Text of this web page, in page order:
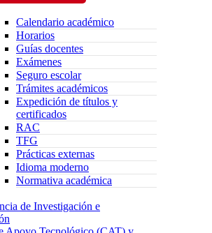
Calendario académico
Horarios
Guías docentes
Exámenes
Seguro escolar
Trámites académicos
Expedición de títulos y
certificados
RAC
TFG
Prácticas externas
Idioma moderno
Normativa académica
de Investigación e